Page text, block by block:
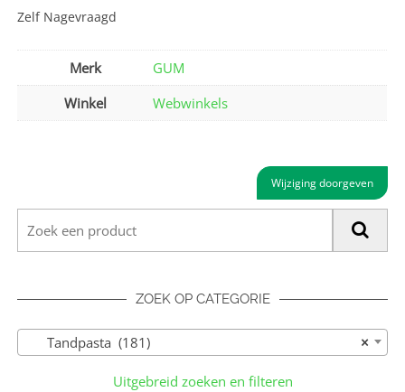
Zelf Nagevraagd
Merk
GUM
Winkel
Webwinkels
Wijziging doorgeven
ZOEK OP CATEGORIE
×
Tandpasta (181)
Uitgebreid zoeken en filteren